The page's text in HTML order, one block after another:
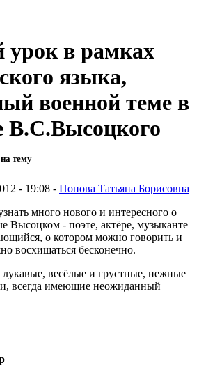
в рамках
языка,
военной теме в
В.С.Высоцкого
тему
- 19:08 - Попова Татьяна Борисовна
много нового и интересного о
Высоцком - поэте, актёре, музыканте
о котором можно говорить и
восхищаться бесконечно.
весёлые и грустные, нежные
всегда имеющие неожиданный